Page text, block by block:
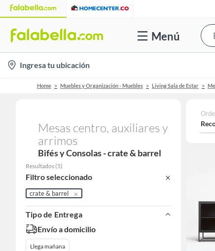
Menú
location-
icon
Ingresa tu ubicación
Home Muebles y Organización - Muebles Living Sala de Estar
Mesas centro, auxiliares y
arrimos
Bifés y Consolas - crate & barrel
Resultados (5)
Filtro seleccionado
crate & barrel
Tipo de Entrega
Envío a domicilio
Llega mañana